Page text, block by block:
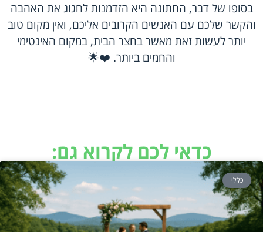
בסופו של דבר, החתונה היא הזדמנות לחגוג את האהבה
והקשר שלכם עם האנשים הקרובים אליכם, ואין מקום טוב
יותר לעשות זאת מאשר בחצר הבית, במקום האינטימי
והחמים ביותר. ❤️🌟
כדאי לכם לקרוא גם:
כללי